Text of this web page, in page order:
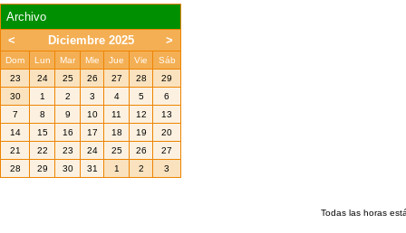
Archivo
<
>
Diciembre 2025
Dom Lun Mar Mie Jue Vie
Sáb
23
24 25 26 27 28
29
30
1 2 3 4 5
6
7
8 9 10 11 12
13
14
15 16 17 18 19
20
21
22 23 24 25 26
27
28
29 30 31 1 2 3
Todas las horas